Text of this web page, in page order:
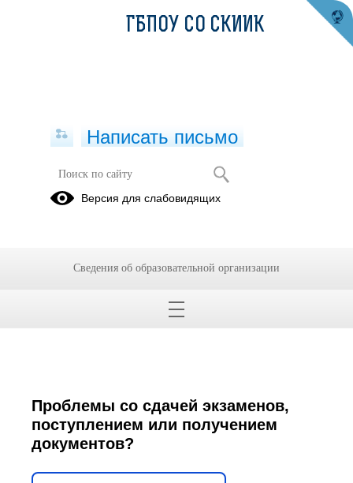
Проблемы со сдачей экзаменов,
поступлением или получением
документов?
ГБПОУ СО СКИИК
Написать письмо
Версия для слабовидящих
Сведения об образовательной организации